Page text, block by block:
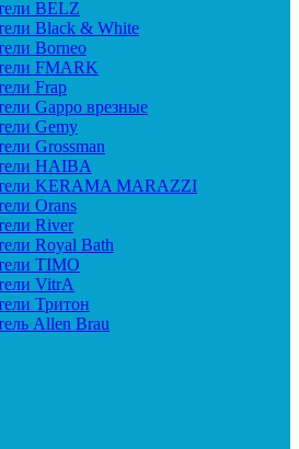
BELZ
Black & White
Borneo
FMARK
Frap
Gappo врезные
Gemy
Grossman
HAIBA
KERAMA MARAZZI
Orans
River
Royal Bath
TIMO
VitrA
Тритон
Allen Brau